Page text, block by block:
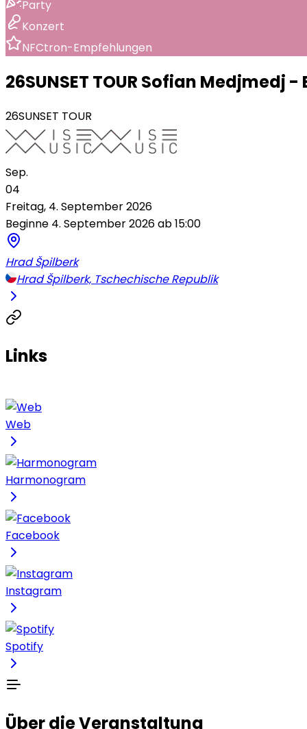
Party
Konzert
NFCtron-Empfehlungen
26SUNSET TOUR Sofian Medjmedj -
26SUNSET TOUR
Sep.
04
Freitag, 4. September 2026
Beginne 4. September 2026 ab 15:00
Hrad Špilberk
Hrad Špilberk, Tschechische Republik
Links
Web
Harmonogram
Facebook
Instagram
Spotify
Über die Veranstaltung